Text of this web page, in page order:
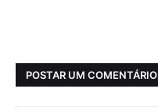
POSTAR UM COMENTÁRIO